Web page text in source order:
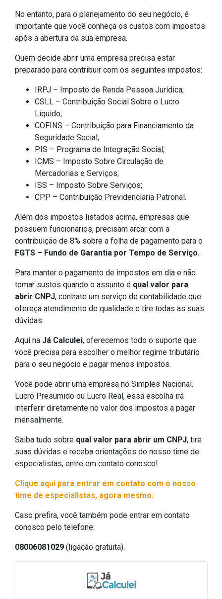
No entanto, para o planejamento do seu negócio, é
importante que você conheça os custos com impostos
após a abertura da sua empresa.
Quem decide abrir uma empresa precisa estar
preparado para contribuir com os seguintes impostos:
IRPJ – Imposto de Renda Pessoa Jurídica;
CSLL – Contribuição Social Sobre o Lucro
Líquido;
COFINS – Contribuição para Financiamento da
Seguridade Social;
PIS – Programa de Integração Social;
ICMS – Imposto Sobre Circulação de
Mercadorias e Serviços;
ISS – Imposto Sobre Serviços;
CPP – Contribuição Previdenciária Patronal.
Além dos impostos listados acima, empresas que
possuem funcionários, precisam arcar com a
contribuição de 8% sobre a folha de pagamento para o
FGTS – Fundo de Garantia por Tempo de Serviço.
Para manter o pagamento de impostos em dia e não
tomar sustos quando o assunto é qual valor para
abrir CNPJ, contrate um serviço de contabilidade que
ofereça atendimento de qualidade e tire todas as suas
dúvidas.
Aqui na Já Calculei, oferecemos todo o suporte que
você precisa para escolher o melhor regime tributário
para o seu negócio e pagar menos impostos.
Você pode abrir uma empresa no Simples Nacional,
Lucro Presumido ou Lucro Real, essa escolha irá
interferir diretamente no valor dos impostos a pagar
mensalmente.
Saiba tudo sobre qual valor para abrir um CNPJ, tire
suas dúvidas e receba orientações do nosso time de
especialistas, entre em contato conosco!
Clique aqui para entrar em contato com o nosso
time de especialistas, agora mesmo.
Caso prefira, você também pode entrar em contato
conosco pelo telefone:
08006081029 (ligação gratuita).